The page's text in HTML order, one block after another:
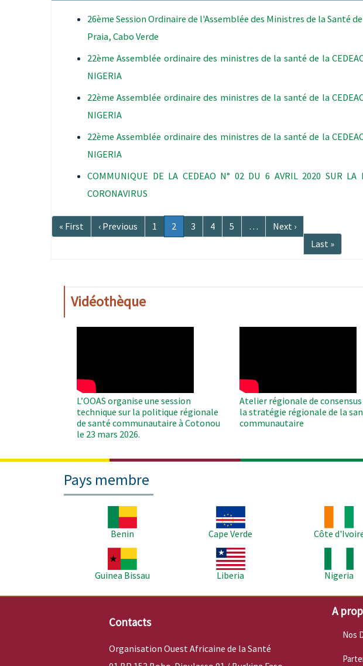
26ème Session Ordinaire de l'Assemblée des Ministres de la Santé de
Praia, Cabo Verde
22ème Assemblée ordinaire des ministres de la santé de la
NIGERIA
22ème Assemblée ordinaire des ministres de la santé de la
NIGERIA
22ème Assemblée ordinaire des ministres de la santé de la
NIGERIA
COMMUNIQUE DE LA CEDEAO N° 02 DU 6 AVRIL 2020 SUR LA
CORONAVIRUS
Pagination
Première
page
« First
Page
précédente
‹ Previous Page
1
Page
courante
2 Page
3 Page
4 Page
5 …
Page
suivante
Next ›
Dernière
page
Last »
Vidéothèque
L’OOAS organise une session
technique sur la politique régionale
de santé communautaire à Cotonou
le 23 mars 2026.
Atelier régionale de
la stratégie régionale de la
communautaire
Pays membre
Benin
Cape Verde
Côte
Guinea Bissau
Liberia
Nigeria
Contacts
Organisation Ouest Africaine de la Santé
A
Nos